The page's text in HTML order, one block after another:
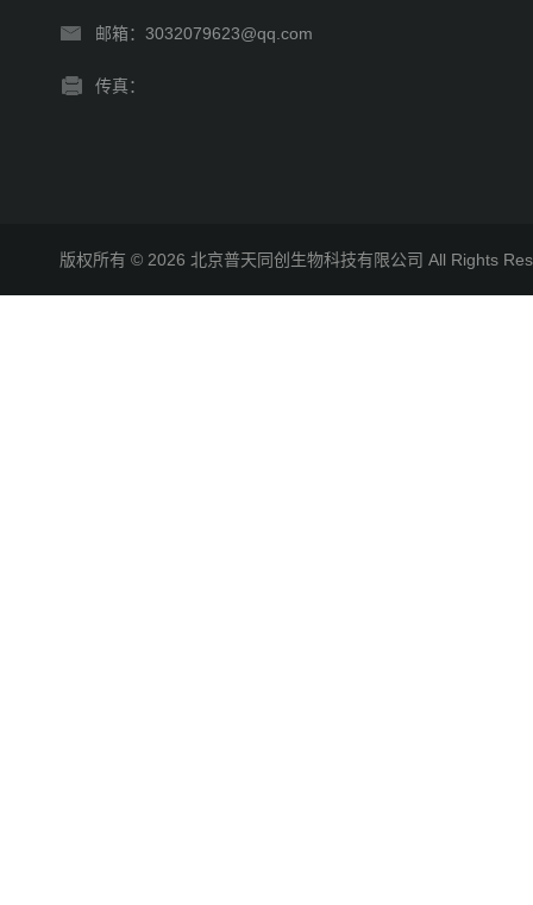
邮箱：3032079623@qq.com
传真：
版权所有 © 2026 北京普天同创生物科技有限公司 All Rights